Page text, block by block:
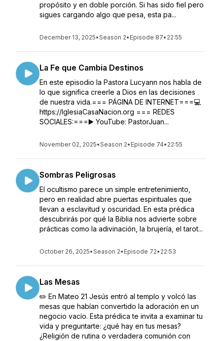
propósito y en doble porción. Si has sido fiel pero
sigues cargando algo que pesa, esta pa...
December 13, 2025•Season 2• Episode 87• 22:55
La Fe que Cambia Destinos
En este episodio la Pastora Lucyann nos habla de
lo que significa creerle a Dios en las decisiones
de nuestra vida.=== PÁGINA DE INTERNET===💻
https://IglesiaCasaNacion.org === REDES
SOCIALES:===▶️ YouTube: PastorJuan...
November 02, 2025•Season 2• Episode 74• 22:55
Sombras Peligrosas
El ocultismo parece un simple entretenimiento,
pero en realidad abre puertas espirituales que
llevan a esclavitud y oscuridad. En esta prédica
descubrirás por qué la Biblia nos advierte sobre
prácticas como la adivinación, la brujería, el tarot...
October 26, 2025•Season 2• Episode 72• 22:53
Las Mesas
✏️ En Mateo 21 Jesús entró al templo y volcó las
mesas que habían convertido la adoración en un
negocio vacío. Esta prédica te invita a examinar tu
vida y preguntarte: ¿qué hay en tus mesas?
¿Religión de rutina o verdadera comunión con